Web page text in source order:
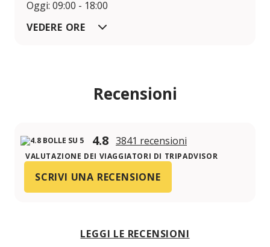
Oggi: 09:00 - 18:00
VEDERE ORE
Recensioni
4.8 3841 recensioni
VALUTAZIONE DEI VIAGGIATORI DI TRIPADVISOR
SCRIVI UNA RECENSIONE
LEGGI LE RECENSIONI